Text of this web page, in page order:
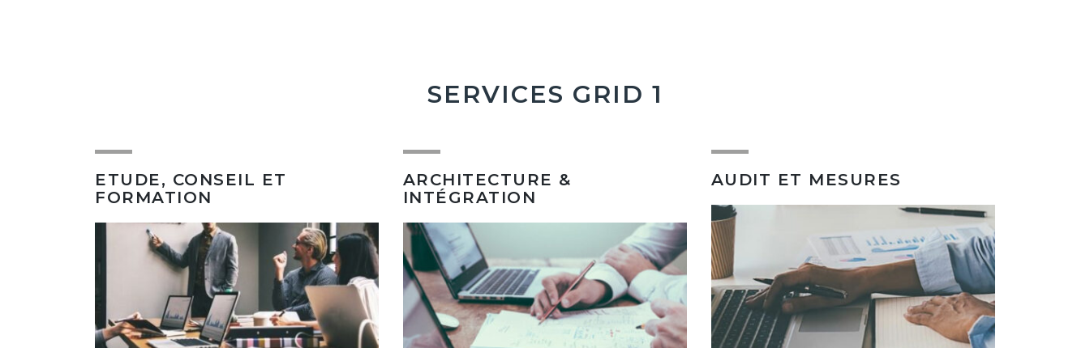
SERVICES GRID 1
ETUDE, CONSEIL ET
FORMATION
ARCHITECTURE &
INTÉGRATION
AUDIT ET MESURES